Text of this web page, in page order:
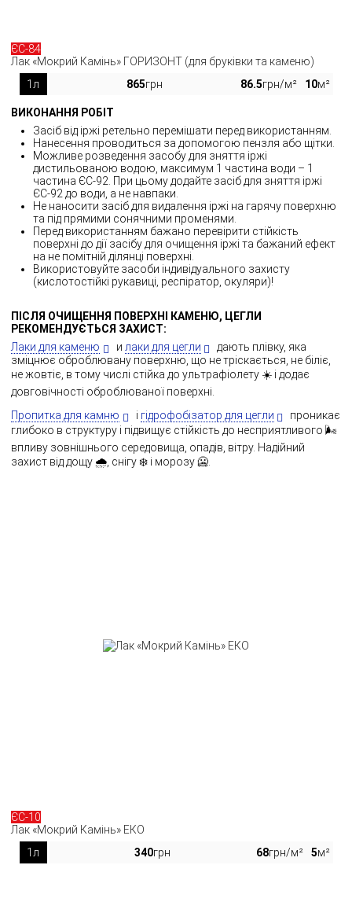
ЄС-84
Лак «Мокрий Камінь» ГОРИЗОНТ (для бруківки та каменю)
1л
865грн 86.5грн/м² 10м²
ВИКОНАННЯ РОБІТ
Засіб від іржі ретельно перемішати перед використанням.
Нанесення проводиться за допомогою пензля або щітки.
Можливе розведення засобу для зняття іржі
дистильованою водою, максимум 1 частина води – 1
частина ЄС-92. При цьому додайте засіб для зняття іржі
ЄС-92 до води, а не навпаки.
Не наносити засіб для видалення іржі на гарячу поверхню
та під прямими сонячними променями.
Перед використанням бажано перевірити стійкість
поверхні до дії засібу для очищення іржі та бажаний ефект
на не помітній ділянці поверхні.
Використовуйте засоби індивідуального захисту
(кислотостійкі рукавиці, респіратор, окуляри)!
ПІСЛЯ ОЧИЩЕННЯ ПОВЕРХНІ КАМЕНЮ, ЦЕГЛИ
РЕКОМЕНДУЄТЬСЯ ЗАХИСТ:
Лаки для каменю
и лаки для цегли
дають плівку, яка
зміцнює оброблювану поверхню, що не тріскається, не біліє,
не жовтіє, в тому числі стійка до ультрафіолету ☀️ і додає
довговічності оброблюваної поверхні.
Пропитка для камню
і гідрофобізатор для цегли
проникає
глибоко в структуру і підвищує стійкість до несприятливого 🌬️
впливу зовнішнього середовища, опадів, вітру. Надійний
захист від дощу 🌧️, снігу ❄️ і морозу 🥶.
ЄС-10
Лак «Мокрий Камінь» ЕКО
1л
340грн 68грн/м² 5м²